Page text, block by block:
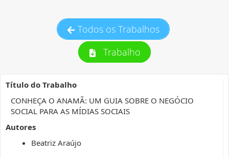
Todos os Trabalhos
Trabalho
Título do Trabalho
CONHEÇA O ANAMÃ: UM GUIA SOBRE O NEGÓCIO
SOCIAL PARA AS MÍDIAS SOCIAIS
Autores
Beatriz Araújo